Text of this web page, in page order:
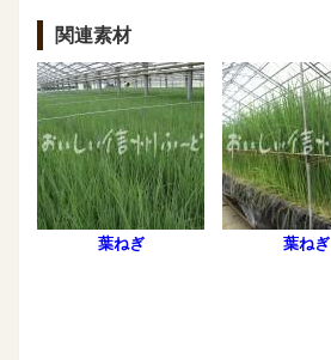
関連素材
葉ねぎ 葉ねぎ